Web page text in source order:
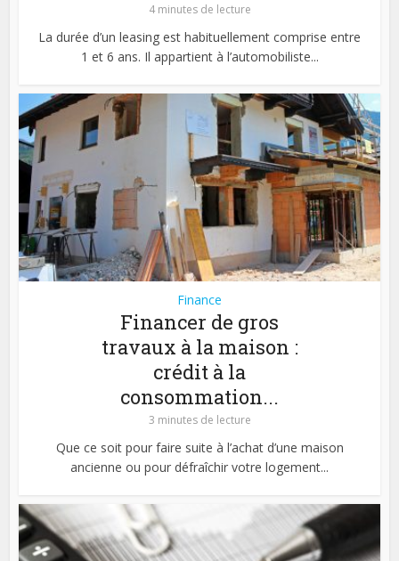
4 minutes de lecture
La durée d’un leasing est habituellement comprise entre
1 et 6 ans. Il appartient à l’automobiliste...
Finance
Financer de gros
travaux à la maison :
crédit à la
consommation...
3 minutes de lecture
Que ce soit pour faire suite à l’achat d’une maison
ancienne ou pour défraîchir votre logement...